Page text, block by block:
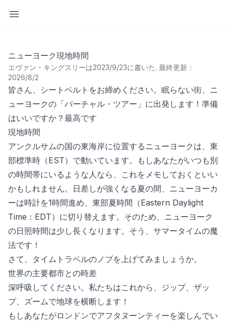
サイドバーを開く
ニューヨーク現地時間
エヴァン・キングスリーは2023/9/23に書いた. 最終更新：
2026/8/2
皆さん、シートベルトをお締めください。眠らない街、ニ
ューヨークの「バーチャル・ツアー」に出発します！準備
はいいですか？最高です
現地時間
アンクルサムの国の東海岸に位置するニューヨークは、東
部標準時（EST）で動いています。もしあなたがいつも別
の時間帯にいるような人なら、これをメモしておくといい
かもしれません。日差しが強くなる夏の間、ニューヨーカ
ーは時計を1時間進め、東部夏時間（Eastern Daylight
Time：EDT）に切り替えます。そのため、ニューヨーク
の日照時間は少し長くなります。そう、サマータイムの魔
法です！
さて、タイムトラベルのノブを上げてみましょうか。
世界の主要都市との時差
深呼吸してください。私たちはこれから、ジップ、ザッ
プ、ズームで地球を横断します！
もしあなたがロンドンでアフタヌーンティーを楽しんでい